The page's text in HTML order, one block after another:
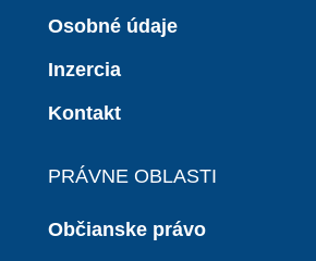
Osobné údaje
Inzercia
Kontakt
PRÁVNE OBLASTI
Občianske právo